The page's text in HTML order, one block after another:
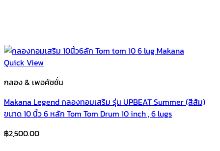
Quick View
กลอง & เพอคัชชั่น
Makana Legend กลองทอมเสริม รุ่น UPBEAT Summer (สีส้ม)
ขนาด 10 นิ้ว 6 หลัก Tom Tom Drum 10 inch , 6 lugs
฿2,500.00